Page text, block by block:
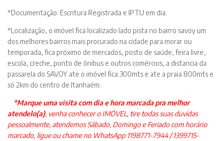
*Documentação: Escritura Registrada e IPTU em dia.
*Localização, o imóvel fica localizado lado pista no bairro savoy um
dos melhores bairros mais procurado na cidade para morar ou
temporada, fica próximo de mercados, posto de saúde, feira livre,
escola, creche, ponto de ônibus e outros comércios, a distancia da
passarela do SAVOY ate o imóvel fica 300mts e ate a praia 800mts e
só 2km do centro de Itanhaém.
*Marque uma visita com dia e hora marcada pra melhor
atendelo(a), venha conhecer o IMÓVEL, tire todas suas duvidas
pessoalmente, atendemos Sábado, Domingo e Feriado com horário
marcado, ligue ou chame no WhatsApp 1198771-7944 / 1399715-